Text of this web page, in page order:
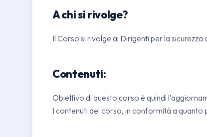
A chi si rivolge?
Il Corso si rivolge ai Dirigenti per la
Contenuti:
Obiettivo di questo corso è quindi
I contenuti del corso, in conformità a quanto